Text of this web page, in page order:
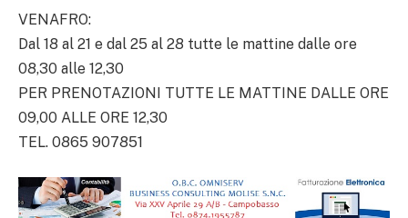
VENAFRO:
Dal 18 al 21 e dal 25 al 28 tutte le mattine dalle ore
08,30 alle 12,30
PER PRENOTAZIONI TUTTE LE MATTINE DALLE ORE
09,00 ALLE ORE 12,30
TEL. 0865 907851